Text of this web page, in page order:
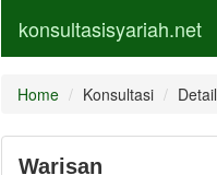
konsultasisyariah.net
Home Konsultasi Detail
Warisan